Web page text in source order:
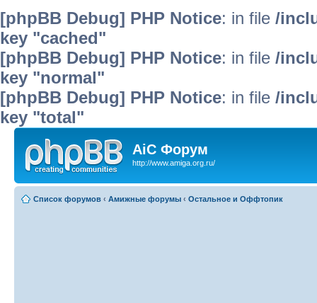
[phpBB Debug] PHP Notice: in file /
key "cached"
[phpBB Debug] PHP Notice: in file /
key "normal"
[phpBB Debug] PHP Notice: in file /
key "total"
AiC Форум
http://www.amiga.org.ru/
Список форумов ‹ Амижные форумы ‹ Остальное и Оффтопик